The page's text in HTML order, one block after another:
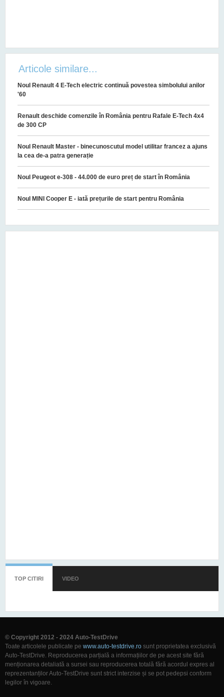
Articole similare...
Noul Renault 4 E-Tech electric continuă povestea simbolului anilor
'60
Renault deschide comenzile în România pentru Rafale E-Tech 4x4
de 300 CP
Noul Renault Master - binecunoscutul model utilitar francez a ajuns
la cea de-a patra generație
Noul Peugeot e-308 - 44.000 de euro preț de start în România
Noul MINI Cooper E - iată prețurile de start pentru România
TOP CITIRI (TAB ACTIV)
VIDEO
© Copyright 2012 - 2024 Auto-TestDrive
Toate articolele publicate pe www.auto-testdrive.ro sunt proprietatea exclusivă
Auto-TestDrive. Reproducerea parțială a informațiilor de pe acest site fără
menționarea detaliată a sursei sau reproducerea totală fără acordul expres al
reprezentanților Auto-TestDrive sunt strict interzise și se pot pedepsi conform
legilor în vigoare.